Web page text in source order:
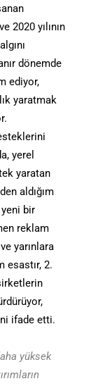
2020 yılının
dönemde
ediyor,
yaratmak
yerel
yaratan
aldığım
bir
reklam
yarınlara
esastır, 2.
ifade etti.
yüksek